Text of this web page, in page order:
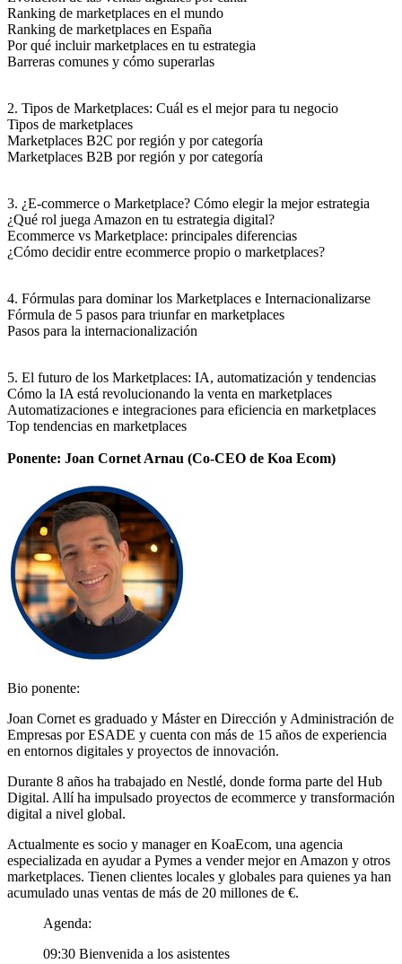
Ranking de marketplaces en el mundo
Ranking de marketplaces en España
Por qué incluir marketplaces en tu estrategia
Barreras comunes y cómo superarlas
2. Tipos de Marketplaces: Cuál es el mejor para tu negocio
Tipos de marketplaces
Marketplaces B2C por región y por categoría
Marketplaces B2B por región y por categoría
3. ¿E-commerce o Marketplace? Cómo elegir la mejor estrategia
¿Qué rol juega Amazon en tu estrategia digital?
Ecommerce vs Marketplace: principales diferencias
¿Cómo decidir entre ecommerce propio o marketplaces?
4. Fórmulas para dominar los Marketplaces e Internacionalizarse
Fórmula de 5 pasos para triunfar en marketplaces
Pasos para la internacionalización
5. El futuro de los Marketplaces: IA, automatización y tendencias
Cómo la IA está revolucionando la venta en marketplaces
Automatizaciones e integraciones para eficiencia en marketplaces
Top tendencias en marketplaces
Ponente: Joan Cornet Arnau (Co-CEO de Koa Ecom)
Bio ponente:
Joan Cornet es graduado y Máster en Dirección y Administración de
Empresas por ESADE y cuenta con más de 15 años de experiencia
en entornos digitales y proyectos de innovación.
Durante 8 años ha trabajado en Nestlé, donde forma parte del Hub
Digital. Allí ha impulsado proyectos de ecommerce y transformación
digital a nivel global.
Actualmente es socio y manager en KoaEcom, una agencia
especializada en ayudar a Pymes a vender mejor en Amazon y otros
marketplaces. Tienen clientes locales y globales para quienes ya han
acumulado unas ventas de más de 20 millones de €.
Agenda:
09:30 Bienvenida a los asistentes